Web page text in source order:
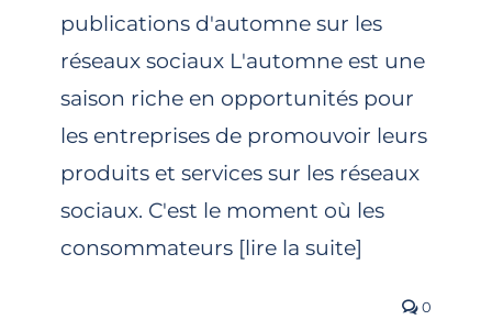
publications d'automne sur les
réseaux sociaux L'automne est une
saison riche en opportunités pour
les entreprises de promouvoir leurs
produits et services sur les réseaux
sociaux. C'est le moment où les
consommateurs [lire la suite]
0